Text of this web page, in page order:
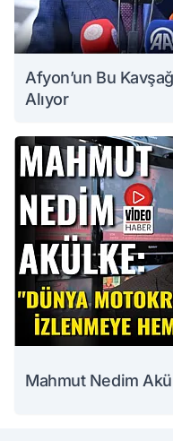
Afyon’un Bu
Alıyor
Mahmut Nedim